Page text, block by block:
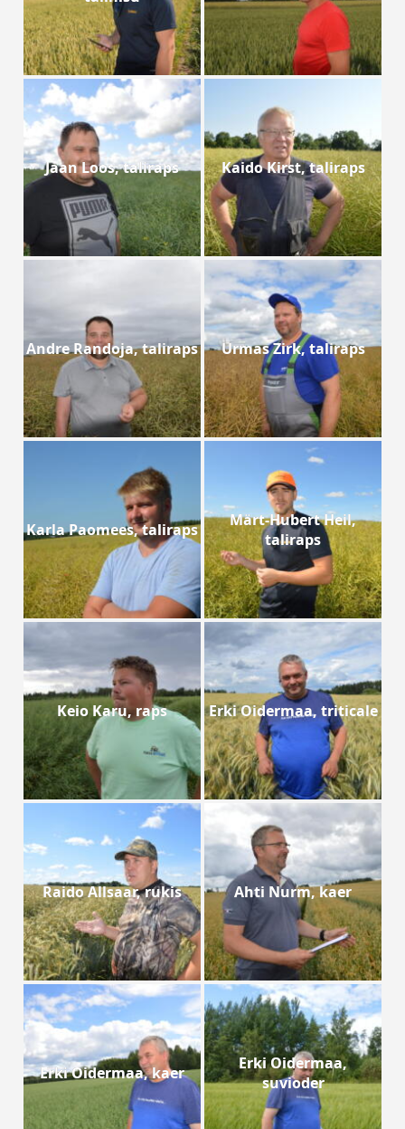
Jaan Loos, taliraps Kaido Kirst, taliraps
Andre Randoja, taliraps Urmas Zirk, taliraps
Karla Paomees, taliraps
Märt-Hubert Heil,
taliraps
Keio Karu, raps Erki Oidermaa, triticale
Raido Allsaar, rukis Ahti Nurm, kaer
Erki Oidermaa, kaer
Erki Oidermaa,
suvioder